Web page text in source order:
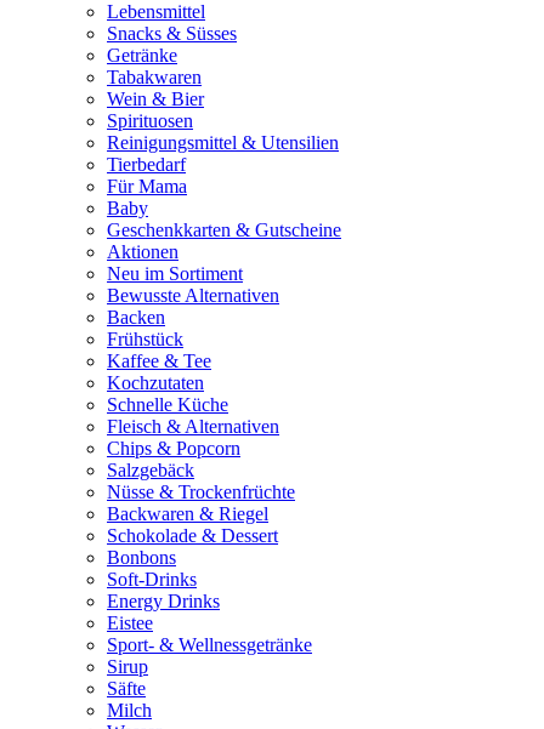
Lebensmittel
Snacks & Süsses
Getränke
Tabakwaren
Wein & Bier
Spirituosen
Reinigungsmittel & Utensilien
Tierbedarf
Für Mama
Baby
Geschenkkarten & Gutscheine
Aktionen
Neu im Sortiment
Bewusste Alternativen
Backen
Frühstück
Kaffee & Tee
Kochzutaten
Schnelle Küche
Fleisch & Alternativen
Chips & Popcorn
Salzgebäck
Nüsse & Trockenfrüchte
Backwaren & Riegel
Schokolade & Dessert
Bonbons
Soft-Drinks
Energy Drinks
Eistee
Sport- & Wellnessgetränke
Sirup
Säfte
Milch